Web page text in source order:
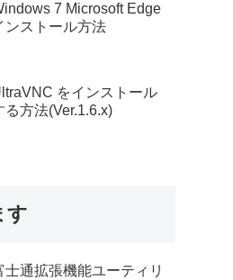
7 Microsoft Edge
ンストール方法
をインストール
る方法(Ver.1.6.x)
す
士通拡張機能ユーティリ